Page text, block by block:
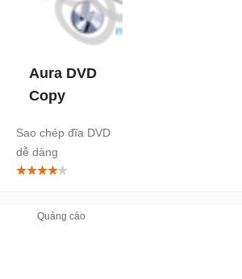
Aura DVD
Copy
Sao chép đĩa DVD
dễ dàng